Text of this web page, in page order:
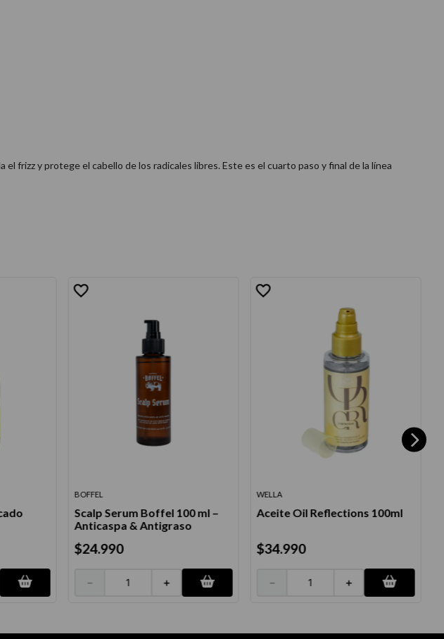
frizz y protege el cabello de los radicales libres. Este es el cuarto paso y final de la línea
BOFFEL
Scalp Serum Boffel 100 ml –
Anticaspa & Antigraso
$24.990
＋
－
WELLA
Aceite Oil Reflections 100ml
$34.990
＋
－